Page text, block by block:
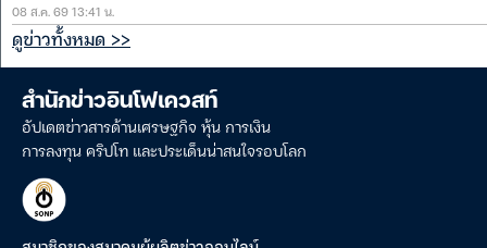
08 ส.ค. 69 13:41 น.
ดูข่าวทั้งหมด >>
สำนักข่าวอินโฟเควสท์
อัปเดตข่าวสารด้านเศรษฐกิจ หุ้น การเงิน
การลงทุน คริปโท และประเด็นน่าสนใจรอบโลก